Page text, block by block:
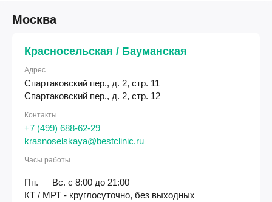
Москва
Красносельская / Бауманская
Адрес
Спартаковский пер., д. 2, стр. 11
Спартаковский пер., д. 2, стр. 12
Контакты
+7 (499) 688-62-29
krasnoselskaya@bestclinic.ru
Часы работы
Пн. — Вс. с 8:00 до 21:00
КТ / МРТ - круглосуточно, без выходных